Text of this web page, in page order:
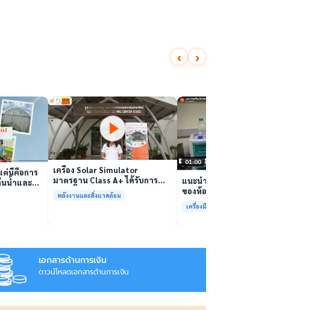
‹ ›
โอ
ต่นี่คือการ
น้ำและ
เล่นวิดีโอ
เครื่อง Solar Simulator
มาตรฐาน Class A+ ได้รับการ
รับรองมาตรฐาน ISO/IEC17025
พร้อมให้บริการแล้ว
พลังงานและสิ่งแวดล้อม
01:00
แนะนำเครื่องมือวิเคราะห์ทดสอบ
ของห้องปฏิบัติการกลางเพื่อการ
วิเคราะห์กระบวนการและสิ่ง
แวดล้อม สรบ.มจธ.
เครื่องมือและการวิเคราะห์ทดสอบ
เอกสารด้านการเงิน
ดาวน์โหลดเอกสารด้านการเงิน